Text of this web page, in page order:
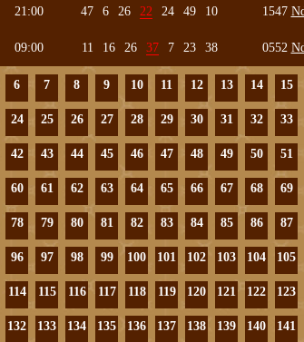
21:00 47 6 26 22 24 49 10 1547
09:00 11 16 26 37 7 23 38 0552
6 7 8 9 10 11 12 13 14 15
24 25 26 27 28 29 30 31 32 33
42 43 44 45 46 47 48 49 50 51
60 61 62 63 64 65 66 67 68 69
78 79 80 81 82 83 84 85 86 87
96 97 98 99 100 101 102 103 104 105
114 115 116 117 118 119 120 121 122 123
132 133 134 135 136 137 138 139 140 141